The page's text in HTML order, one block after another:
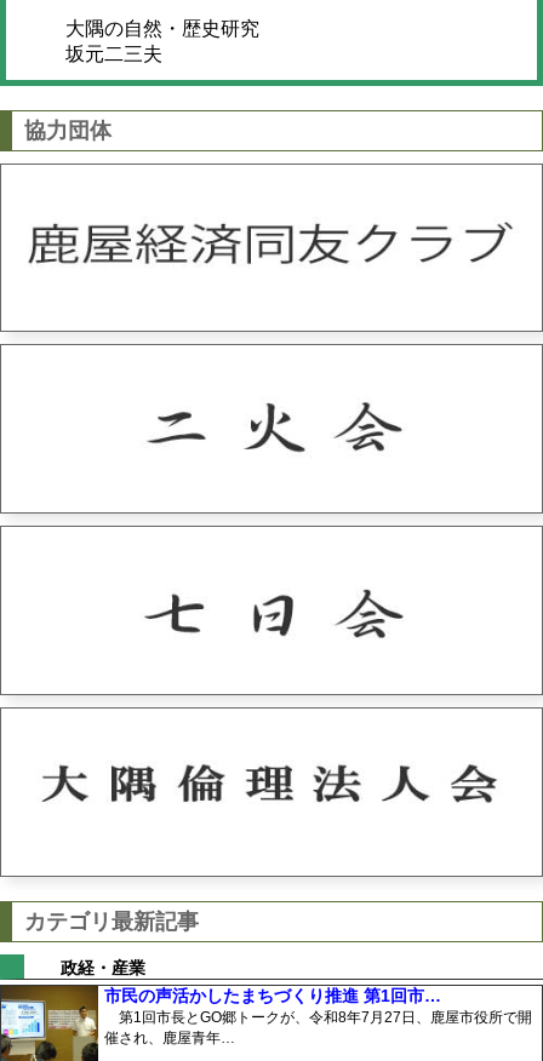
大隅の自然・歴史研究
坂元二三夫
協力団体
カテゴリ最新記事
政経・産業
市民の声活かしたまちづくり推進 第1回市…
第1回市長とGO郷トークが、令和8年7月27日、鹿屋市役所で開
催され、鹿屋青年…